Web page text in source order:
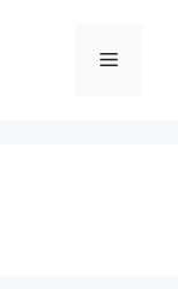
메